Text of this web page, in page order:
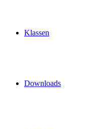
Klassen
Downloads